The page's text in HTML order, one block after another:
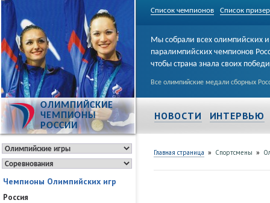
Список чемпионов Список
ОЛИМПИЙСКИЕ
ЧЕМПИОНЫ
РОССИИ
Мы собрали всех олимпийских и
паралимпийских чемпионов
чтобы страна знала своих
Все олимпийские медали сборных
НОВОСТИ ИНТЕРВЬЮ
Чемпионы Олимпийских игр
Россия
Главная страница » Спортсмены »